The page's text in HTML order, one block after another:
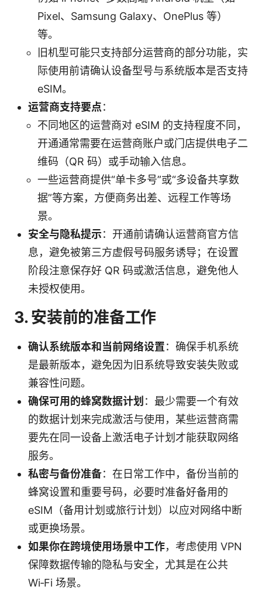
Pixel、Samsung Galaxy、OnePlus 等）
等。
旧机型可能只支持部分运营商的部分功能，实
际使用前请确认设备型号与系统版本是否支持
eSIM。
运营商支持要点：
不同地区的运营商对 eSIM 的支持程度不同，
开通通常需要在运营商账户或门店提供电子二
维码（QR 码）或手动输入信息。
一些运营商提供“单卡多号”或“多设备共享数
据”等方案，方便商务出差、远程工作等场
景。
安全与隐私提示：开通前请确认运营商官方信
息，避免被第三方虚假号码服务诱导；在设置
阶段注意保存好 QR 码或激活信息，避免他人
未授权使用。
3. 安装前的准备工作
确认系统版本和当前网络设置：确保手机系统
是最新版本，避免因为旧系统导致安装失败或
兼容性问题。
确保可用的蜂窝数据计划 ：最少需要一个有效
的数据计划来完成激活与使用，某些运营商需
要先在同一设备上激活电子计划才能获取网络
服务。
私密与备份准备：在日常工作中，备份当前的
蜂窝设置和重要号码，必要时准备好备用的
eSIM（备用计划或旅行计划）以应对网络中断
或更换场景。
如果你在跨境使用场景中工作，考虑使用 VPN
保障数据传输的隐私与安全，尤其是在公共
Wi‑Fi 场景。